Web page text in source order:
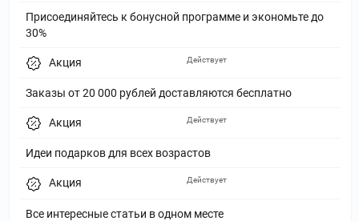
Присоединяйтесь к бонусной программе и экономьте до
30%
Акция
Заказы от 20 000 рублей доставляются бесплатно
Действует
Акция
Идеи подарков для всех возрастов
Действует
Акция
Все интересные статьи в одном месте
Действует